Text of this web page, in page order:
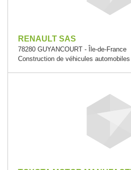
RENAULT SAS
78280 GUYANCOURT - Île-de-France
Construction de véhicules automobiles